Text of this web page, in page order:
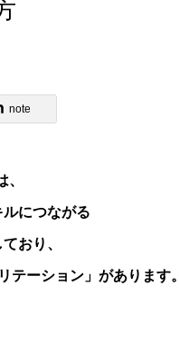
の土台
note
につながる
おり、
テーション」があります。